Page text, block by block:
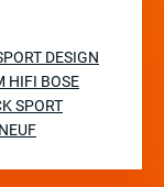
DESIGN
HIFI BOSE
SPORT